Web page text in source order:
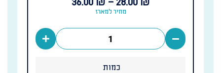
28.00 ₪
–
36.00 ₪
מחיר למארז
כמות